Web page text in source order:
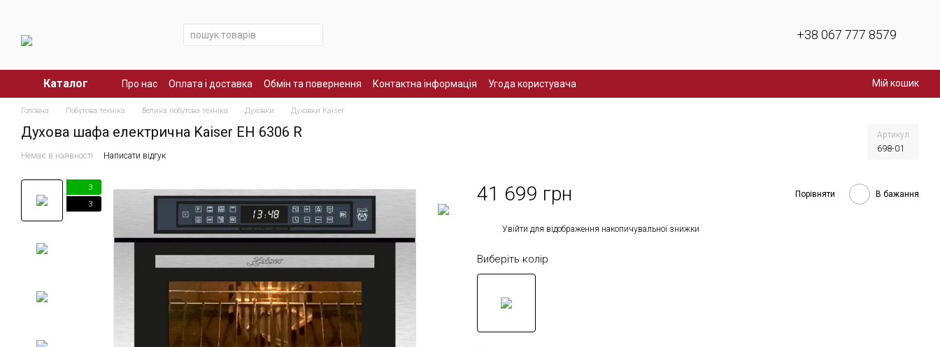
+38 067 777 8579
Каталог Про нас Оплата і доставка Обмін та повернення Контактна інформація Угода користувача Мій кошик
Головна Побутова техніка Велика побутова техніка Духовки Духовки Kaiser
Духова шафа електрична Kaiser EH 6306 R Артикул
698-01
Немає в наявності Написати відгук
3
3
41 699 грн Порівняти В бажання
Увійти для відображення накопичувальної знижки
Виберіть колір